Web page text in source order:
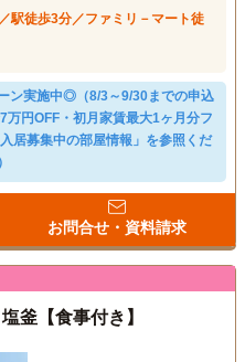
駅徒歩3分／ファミリ－マート徒
ン実施中◎（8/3～9/30までの申込
万円OFF・初月家賃最大1ヶ月分フ
居募集中の部屋情報」を参照くだ
お問合せ・資料請求
釜【食事付き】